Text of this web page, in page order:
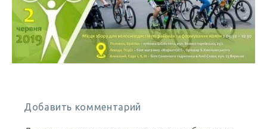
Добавить комментарий